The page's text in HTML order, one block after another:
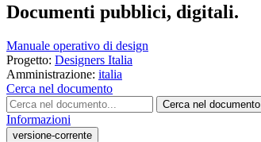
Documenti pubblici, digitali.
Manuale operativo di design
Progetto: Designers Italia
Amministrazione: italia
Cerca nel documento
Cerca nel documento
Informazioni
versione-corrente